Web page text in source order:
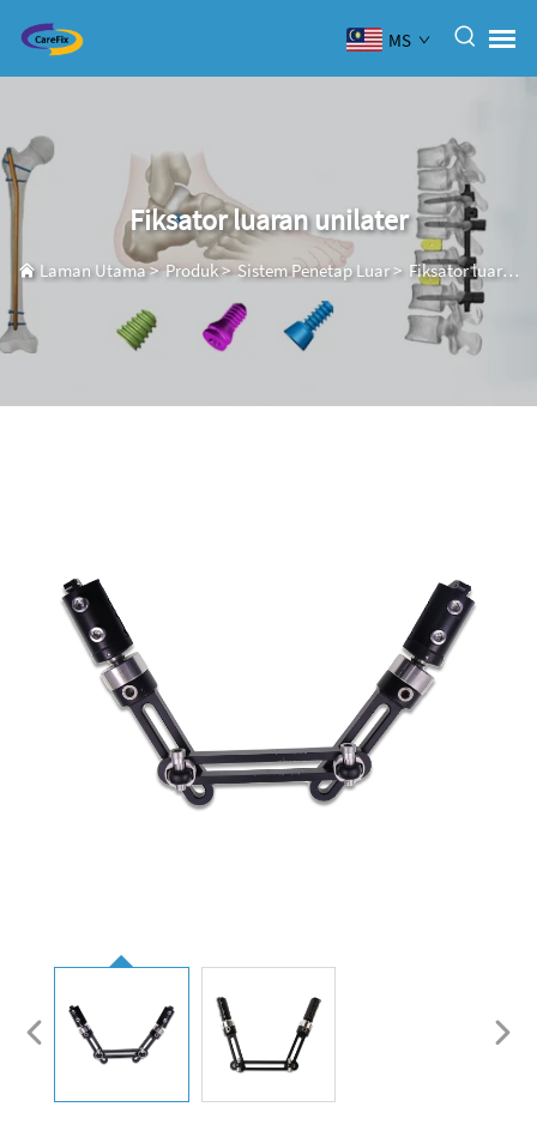
MS
Fiksator luaran unilater
Laman Utama>Produk>Sistem Penetap Luar> Fiksator luaran unilater